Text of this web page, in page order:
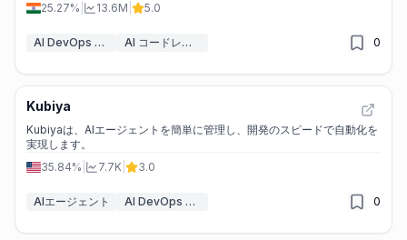
25.27% 13.6M 5.0
AI DevOps アシスタント AI コードレビュー 0
Kubiya
Kubiyaは、AIエージェントを簡単に管理し、開発のスピードで自動化を
実現します。
35.84%
7.7K 3.0
AIエージェント AI DevOps アシスタント 0